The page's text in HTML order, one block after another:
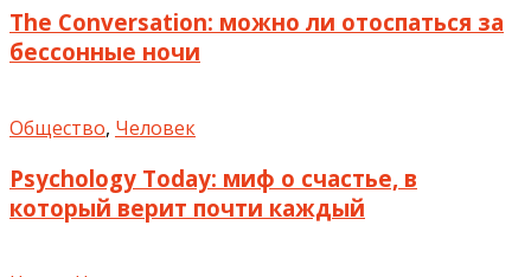
The Conversation: можно ли отоспаться за
бессонные ночи
Общество, Человек
Psychology Today: миф о счастье, в
который верит почти каждый